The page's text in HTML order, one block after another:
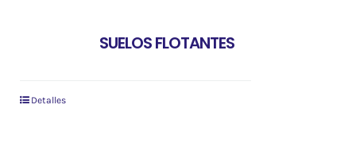
SUELOS FLOTANTES
Detalles